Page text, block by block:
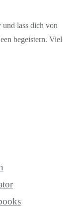
lass dich von
begeistern. Viel